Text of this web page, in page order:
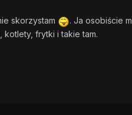
skorzystam
. Ja osobiście
frytki i takie tam.